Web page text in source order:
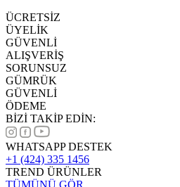
ÜCRETSİZ
ÜYELİK
GÜVENLİ
ALIŞVERİŞ
SORUNSUZ
GÜMRÜK
GÜVENLİ
ÖDEME
BİZİ TAKİP EDİN:
WHATSAPP DESTEK
+1 (424) 335 1456
TREND ÜRÜNLER
TÜMÜNÜ GÖR